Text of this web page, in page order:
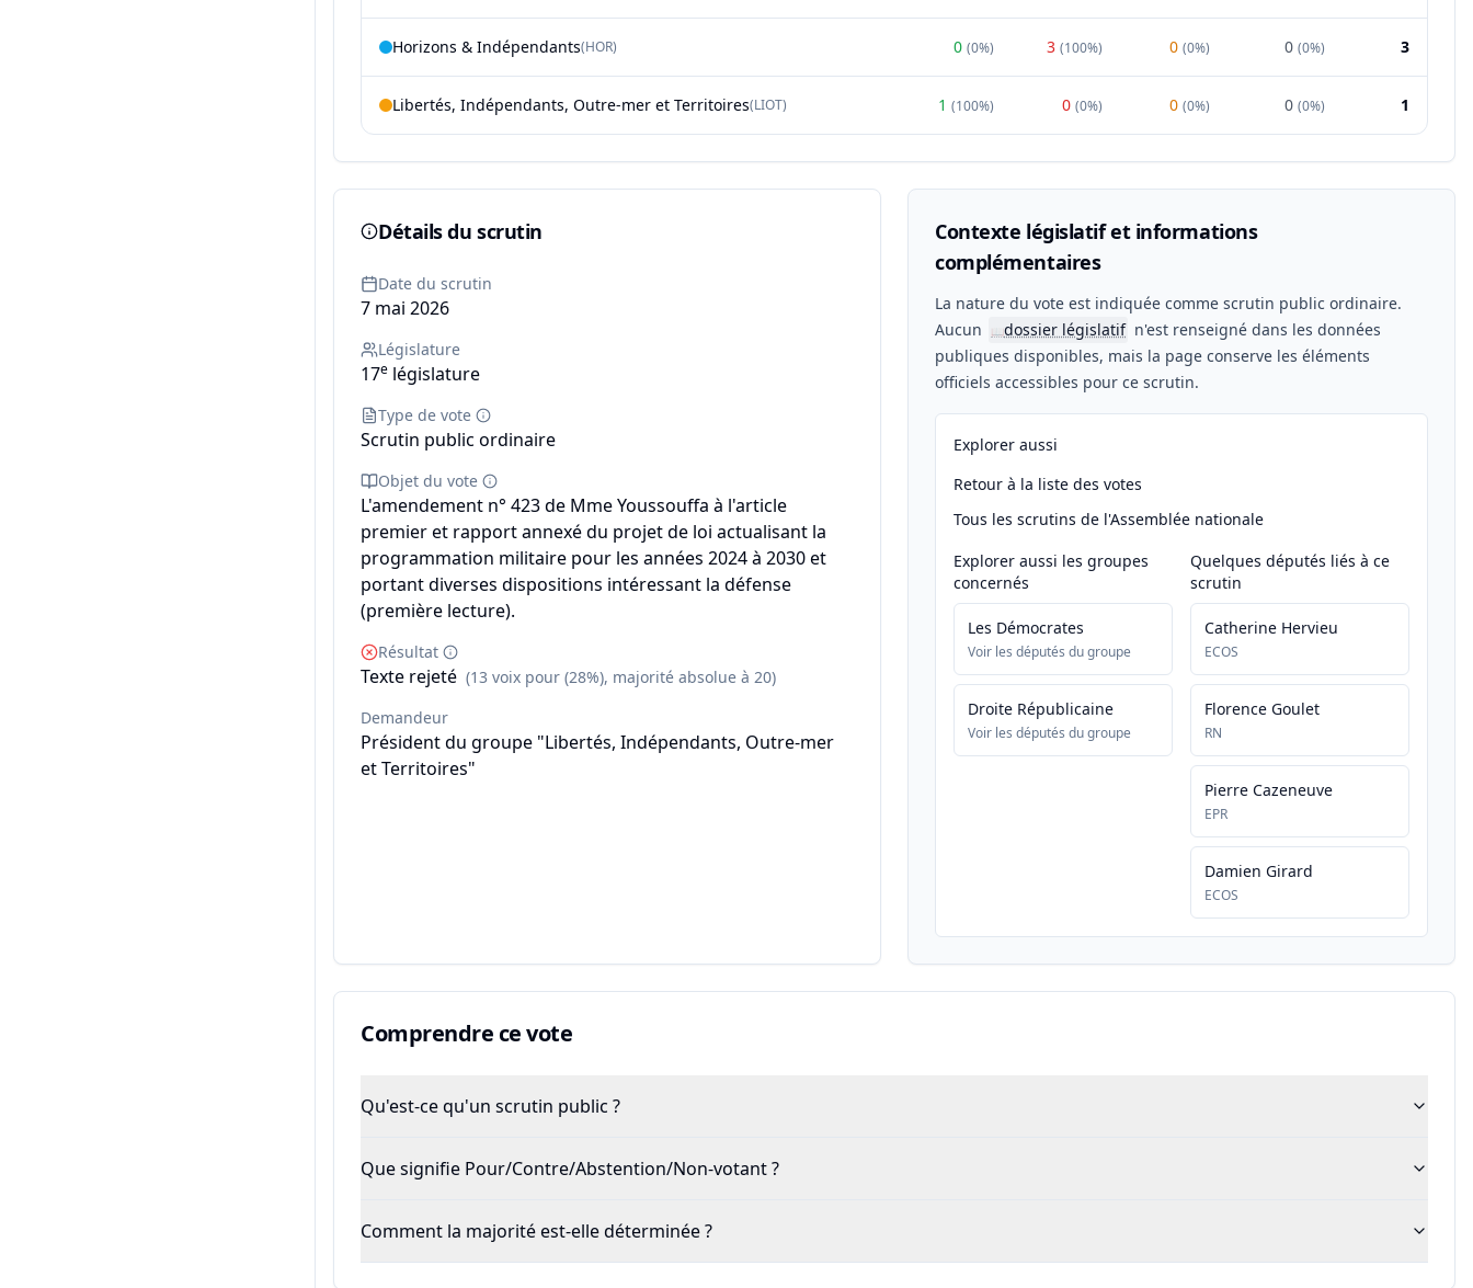
Horizons & Indépendants(HOR) 0 (0%) 3 (100%) 0 (0%) 0 (0%) 3
Libertés, Indépendants, Outre-mer et Territoires(LIOT) 1 (100%) 0 (0%) 0 (0%) 0 (0%) 1
Détails du scrutin
Date du scrutin
7 mai 2026
Législature
17e législature
Type de vote
Scrutin public ordinaire
Objet du vote
L'amendement n° 423 de Mme Youssouffa à l'article
premier et rapport annexé du projet de loi actualisant la
programmation militaire pour les années 2024 à 2030 et
portant diverses dispositions intéressant la défense
(première lecture).
Résultat
Texte rejeté (13 voix pour (28%), majorité absolue à 20)
Demandeur
Président du groupe "Libertés, Indépendants, Outre-mer
et Territoires"
Contexte législatif et informations
complémentaires
La nature du vote est indiquée comme scrutin public ordinaire.
Aucun
📖dossier législatif n'est renseigné dans les données
publiques disponibles, mais la page conserve les éléments
officiels accessibles pour ce scrutin.
Explorer aussi
Retour à la liste des votes
Tous les scrutins de l'Assemblée nationale
Explorer aussi les groupes
concernés
Les Démocrates
Voir les députés du groupe
Droite Républicaine
Voir les députés du groupe
Quelques députés liés à ce
scrutin
Catherine Hervieu
ECOS
Florence Goulet
RN
Pierre Cazeneuve
EPR
Damien Girard
ECOS
Comprendre ce vote
Qu'est-ce qu'un scrutin public ?
Que signifie Pour/Contre/Abstention/Non-votant ?
Comment la majorité est-elle déterminée ?